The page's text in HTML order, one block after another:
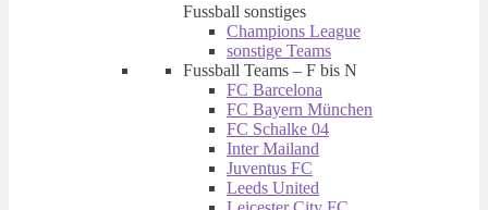
Fussball sonstiges
Champions League
sonstige Teams
Fussball Teams – F bis N
FC Barcelona
FC Bayern München
FC Schalke 04
Inter Mailand
Juventus FC
Leeds United